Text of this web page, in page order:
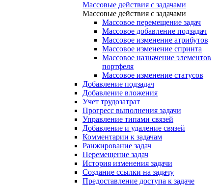
Массовые действия с задачами
Массовые действия с задачами
Массовое перемещение задач
Массовое добавление подзадач
Массовое изменение атрибутов
Массовое изменение спринта
Массовое назначение элементов
портфеля
Массовое изменение статусов
Добавление подзадач
Добавление вложения
Учет трудозатрат
Прогресс выполнения задачи
Управление типами связей
Добавление и удаление связей
Комментарии к задачам
Ранжирование задач
Перемещение задач
История изменения задачи
Создание ссылки на задачу
Предоставление доступа к задаче